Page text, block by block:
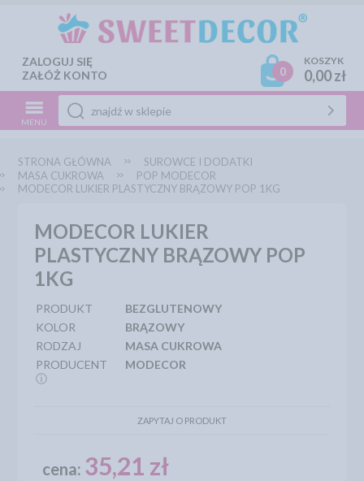
ZALOGUJ SIĘ
ZAŁÓŻ KONTO
0
KOSZYK
0,00 zł
MENU
STRONA GŁÓWNA
SUROWCE I DODATKI
MASA CUKROWA
POP MODECOR
MODECOR LUKIER PLASTYCZNY BRĄZOWY POP 1KG
MODECOR LUKIER
PLASTYCZNY BRĄZOWY POP
1KG
PRODUKT
BEZGLUTENOWY
KOLOR
BRĄZOWY
RODZAJ
MASA CUKROWA
PRODUCENT
ⓘ
MODECOR
ZAPYTAJ O PRODUKT
cena: 35,21 zł